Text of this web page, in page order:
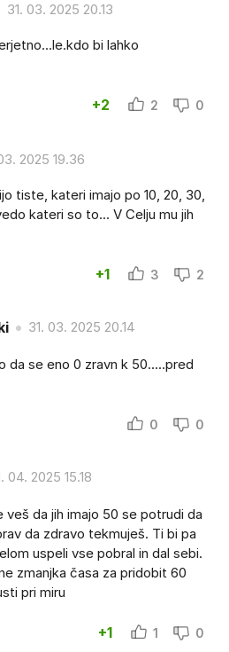
31. 03. 2025 20.13
bi lahko
+2 2 0
2025 19.36
tiste, kateri imajo po 10, 20, 30,
kateri so to... V Celju mu jih
+1 3 2
31. 03. 2025 20.14
da se eno 0 zravn k 50.....pred
0 0
04. 2025 15.18
veš da jih imajo 50 se potrudi da
da zdravo tekmuješ. Ti bi pa
uspeli vse pobral in dal sebi.
zmanjka časa za pridobit 60
pri miru
+1 1 0